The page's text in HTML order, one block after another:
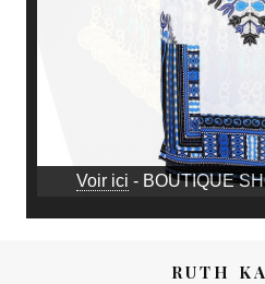
Voir ici - BOUTIQUE
RUTH